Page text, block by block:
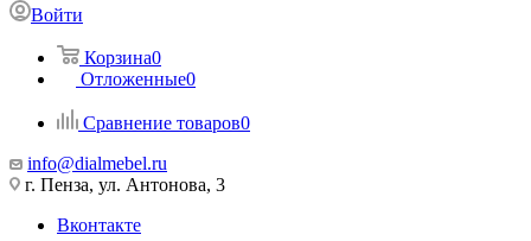
Войти
Корзина0
Отложенные0
Сравнение товаров0
info@dialmebel.ru
г. Пенза, ул. Антонова, 3
Вконтакте